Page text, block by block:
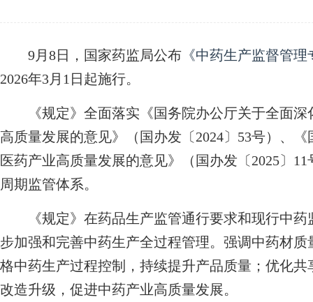
9月8日，国家药监局公布 《中药生产监督管
2026年3月1日起施行。
《规定》全面落实《国务院办公厅关于全面深
高质量发展的意见》（国办发〔2024〕53号）、
医药产业高质量发展的意见》（国办发〔2025〕
周期监管体系。
《规定》在药品生产监管通行要求和现行中药
步加强和完善中药生产全过程管理。强调中药材
格中药生产过程控制，持续提升产品质量；优化
改造升级，促进中药产业高质量发展。